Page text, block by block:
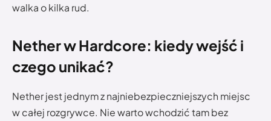
walka o kilka rud.
Nether w Hardcore: kiedy wejść i
czego unikać?
Nether jest jednym z najniebezpieczniejszych miejsc
w całej rozgrywce. Nie warto wchodzić tam bez